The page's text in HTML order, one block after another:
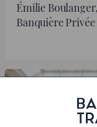
Émilie Boulanger,
Banquière Privée